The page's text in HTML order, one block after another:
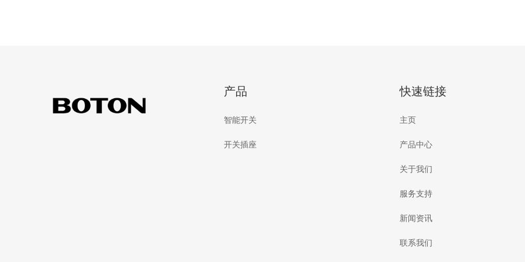
产品
智能开关
开关插座
快速链接
主页
产品中心
关于我们
服务支持
新闻资讯
联系我们